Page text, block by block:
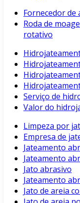
Fornecedor de
Roda de
rotativo
Serviço de
Valor do
Limpeza por
Empresa de
Jateamento
Jateamento
Jato abrasivo
Jateamento
Jato de areia